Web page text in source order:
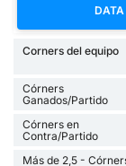
DATA
Corners del equipo
Córners
Ganados/Partido
Córners en
Contra/Partido
Más de 2,5 -